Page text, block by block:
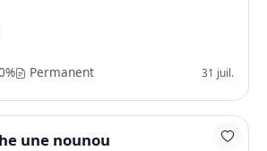
Permanent 31 juil.
une nounou